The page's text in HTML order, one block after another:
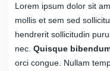
Lorem ipsum dolor sit
mollis et sem sed
hendrerit sollicitudin
nec. Quisque
orci congue. Nullam